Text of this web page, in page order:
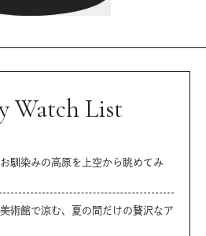
Watch List
馴染みの高原を上空から眺めてみ
術館で涼む、夏の間だけの贅沢なア